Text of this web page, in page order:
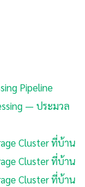
Pipeline
— ประมวล
Cluster ที่บ้าน
Cluster ที่บ้าน
Cluster ที่บ้าน